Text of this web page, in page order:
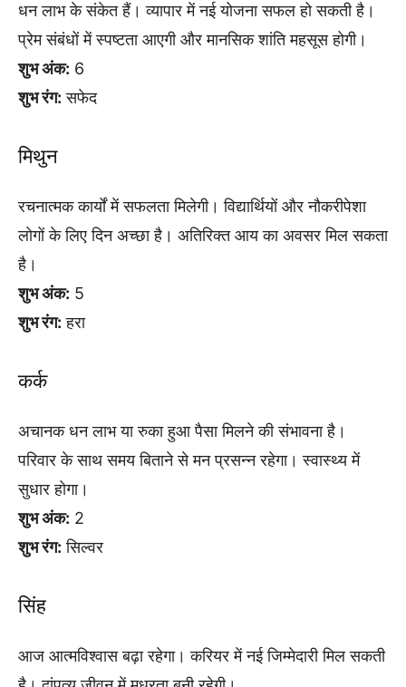
धन लाभ के संकेत हैं। व्यापार में नई योजना सफल हो सकती है।
प्रेम संबंधों में स्पष्टता आएगी और मानसिक शांति महसूस होगी।
शुभ अंक: 6
शुभ रंग: सफेद
मिथुन
रचनात्मक कार्यों में सफलता मिलेगी। विद्यार्थियों और नौकरीपेशा
लोगों के लिए दिन अच्छा है। अतिरिक्त आय का अवसर मिल सकता
है।
शुभ अंक: 5
शुभ रंग: हरा
कर्क
अचानक धन लाभ या रुका हुआ पैसा मिलने की संभावना है।
परिवार के साथ समय बिताने से मन प्रसन्न रहेगा। स्वास्थ्य में
सुधार होगा।
शुभ अंक: 2
शुभ रंग: सिल्वर
सिंह
आज आत्मविश्वास बढ़ा रहेगा। करियर में नई जिम्मेदारी मिल सकती